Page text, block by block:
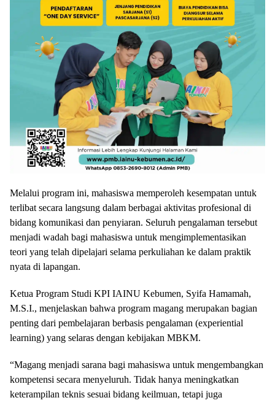
Melalui program ini, mahasiswa memperoleh kesempatan untuk
terlibat secara langsung dalam berbagai aktivitas profesional di
bidang komunikasi dan penyiaran. Seluruh pengalaman tersebut
menjadi wadah bagi mahasiswa untuk mengimplementasikan
teori yang telah dipelajari selama perkuliahan ke dalam praktik
nyata di lapangan.
Ketua Program Studi KPI IAINU Kebumen, Syifa Hamamah,
M.S.I., menjelaskan bahwa program magang merupakan bagian
penting dari pembelajaran berbasis pengalaman (experiential
learning) yang selaras dengan kebijakan MBKM.
“Magang menjadi sarana bagi mahasiswa untuk mengembangkan
kompetensi secara menyeluruh. Tidak hanya meningkatkan
keterampilan teknis sesuai bidang keilmuan, tetapi juga